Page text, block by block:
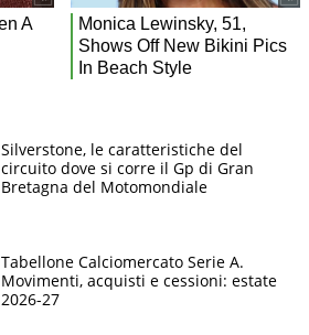
Silverstone, le caratteristiche del
circuito dove si corre il Gp di Gran
Bretagna del Motomondiale
Tabellone Calciomercato Serie A.
Movimenti, acquisti e cessioni: estate
2026-27